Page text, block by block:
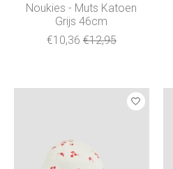
Noukies - Muts Katoen
Grijs 46cm
€10,36 €12,95